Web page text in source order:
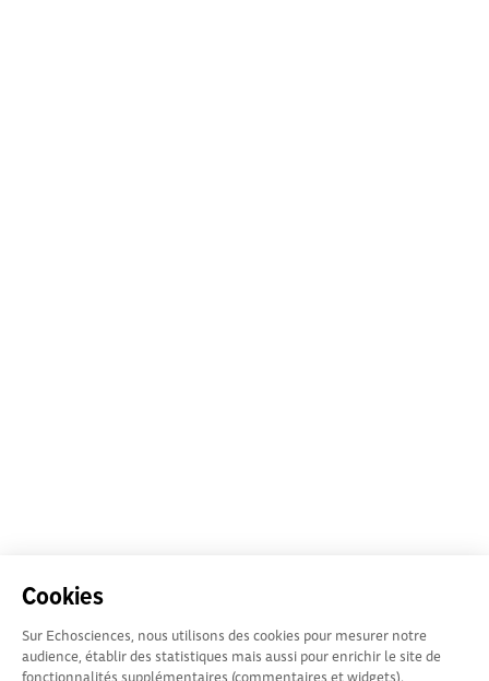
Cookies
Sur Echosciences, nous utilisons des cookies pour mesurer notre
audience, établir des statistiques mais aussi pour enrichir le site de
fonctionnalités supplémentaires (commentaires et widgets).